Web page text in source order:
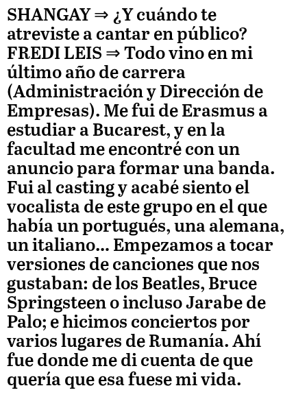
SHANGAY ⇒ ¿Y cuándo te
atreviste a cantar en público?
FREDI LEIS ⇒ Todo vino en mi
último año de carrera
(Administración y Dirección de
Empresas). Me fui de Erasmus a
estudiar a Bucarest, y en la
facultad me encontré con un
anuncio para formar una banda.
Fui al casting y acabé siento el
vocalista de este grupo en el que
había un portugués, una alemana,
un italiano… Empezamos a tocar
versiones de canciones que nos
gustaban: de los Beatles, Bruce
Springsteen o incluso Jarabe de
Palo; e hicimos conciertos por
varios lugares de Rumanía. Ahí
fue donde me di cuenta de que
quería que esa fuese mi vida.